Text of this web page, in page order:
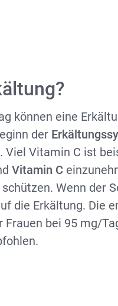
können eine
der
Viel Vitamin C ist
Vitamin C
Wenn der
die Erkältung. Die
bei 95 mg/